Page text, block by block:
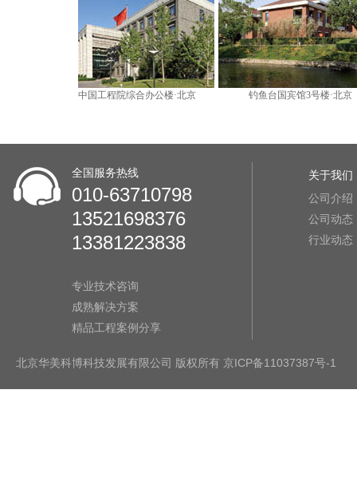
全国服务热线
010-63710798
13521698376
13381223838
专业技术咨询
成熟解决方案
精品工程案例分享
关于我们
公司介绍
公司动态
行业动态
北京华美科博科技发展有限公司 版权所有 京ICP备11037387号-1